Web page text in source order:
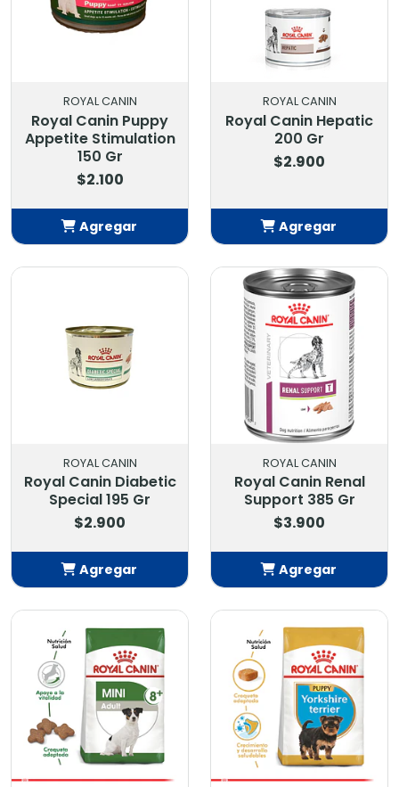
ROYAL CANIN
Royal Canin Puppy
Appetite Stimulation
150 Gr
$2.100
Agregar
ROYAL CANIN
Royal Canin Hepatic
200 Gr
$2.900
Agregar
ROYAL CANIN
Royal Canin Diabetic
Special 195 Gr
$2.900
Agregar
Añadido
ROYAL CANIN
Royal Canin Renal
Support 385 Gr
$3.900
Agregar
Añadido